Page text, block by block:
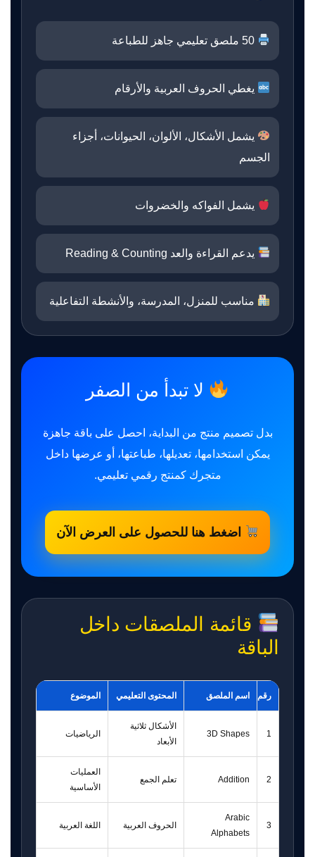
50 ملصق تعليمي جاهز للطباعة
يغطي الحروف العربية والأرقام
يشمل الأشكال، الألوان، الحيوانات، أجزاء
الجسم
يشمل الفواكه والخضروات
يدعم القراءة والعد Reading & Counting
مناسب للمنزل، المدرسة، والأنشطة التفاعلية
لا تبدأ من الصفر
بدل تصميم منتج من البداية، احصل على باقة جاهزة
يمكن استخدامها، تعديلها، طباعتها، أو عرضها داخل
متجرك كمنتج رقمي تعليمي.
اضغط هنا للحصول على العرض الآن
قائمة الملصقات داخل
الباقة
رقم اسم الملصق المحتوى التعليمي الموضوع
1
3D Shapes
الأشكال ثلاثية
الأبعاد
الرياضيات
2
Addition تعلم الجمع
العمليات
الأساسية
3
Arabic
Alphabets
الحروف العربية اللغة العربية